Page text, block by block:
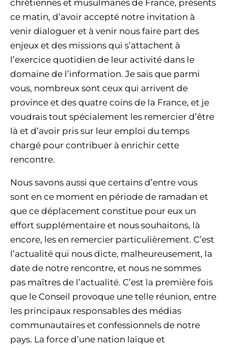
chrétiennes et musulmanes de France, présents
ce matin, d’avoir accepté notre invitation à
venir dialoguer et à venir nous faire part des
enjeux et des missions qui s’attachent à
l’exercice quotidien de leur activité dans le
domaine de l’information. Je sais que parmi
vous, nombreux sont ceux qui arrivent de
province et des quatre coins de la France, et je
voudrais tout spécialement les remercier d’être
là et d’avoir pris sur leur emploi du temps
chargé pour contribuer à enrichir cette
rencontre.
Nous savons aussi que certains d’entre vous
sont en ce moment en période de ramadan et
que ce déplacement constitue pour eux un
effort supplémentaire et nous souhaitons, là
encore, les en remercier particulièrement. C’est
l’actualité qui nous dicte, malheureusement, la
date de notre rencontre, et nous ne sommes
pas maîtres de l’actualité. C’est la première fois
que le Conseil provoque une telle réunion, entre
les principaux responsables des médias
communautaires et confessionnels de notre
pays. La force d’une nation laïque et